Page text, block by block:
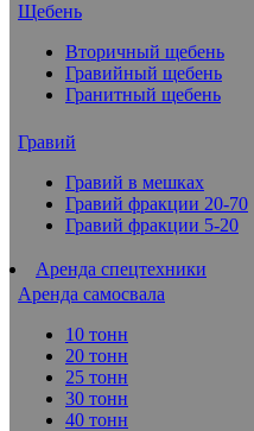
Щебень
Вторичный щебень
Гравийный щебень
Гранитный щебень
Гравий
Гравий в мешках
Гравий фракции 20-70
Гравий фракции 5-20
Аренда спецтехники
Аренда самосвала
10 тонн
20 тонн
25 тонн
30 тонн
40 тонн